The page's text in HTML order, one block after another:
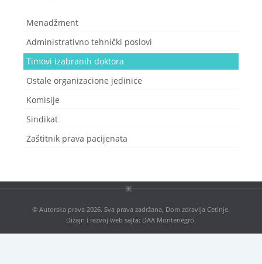
Antikorupcija
ISO 9001:2016
Menadžment
Administrativno tehnički poslovi
Timovi izabranih doktora
Ostale organizacione jedinice
Komisije
Sindikat
Zaštitnik prava pacijenata
© Autorska prava 2026. Sva prava zadržana, Dom zdravlja Cetinje.
Dizajn i razvoj web sajta: DAA Montenegro.